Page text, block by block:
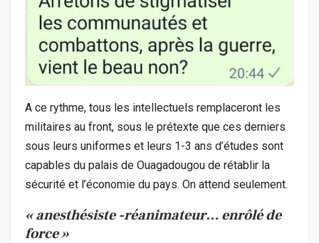
A ce rythme, tous les intellectuels remplaceront les
militaires au front, sous le prétexte que ces derniers
sous leurs uniformes et leurs 1-3 ans d’études sont
capables du palais de Ouagadougou de rétablir la
sécurité et l’économie du pays. On attend seulement.
« anesthésiste -réanimateur… enrôlé de
force »